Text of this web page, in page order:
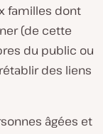
familles dont
(de cette
du public ou
des liens
âgées et